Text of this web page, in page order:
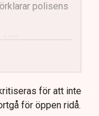
polisens
120
polis
när det gäller
för att inte
för öppen ridå.